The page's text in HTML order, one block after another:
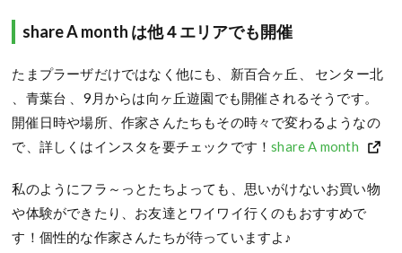
share A month は他４エリアでも開催
たまプラーザだけではなく他にも、新百合ヶ丘、 センター北
、青葉台 、 9 月からは向ヶ丘遊園でも開催されるそうです。
開催日時や場所、作家さんたちもその時々で変わるようなの
で、詳しくはインスタを要チェックです！share A month
私のようにフラ～っとたちよっても、思いがけないお買い物
や体験ができたり、お友達とワイワイ行くのもおすすめで
す！個性的な作家さんたちが待っていますよ♪